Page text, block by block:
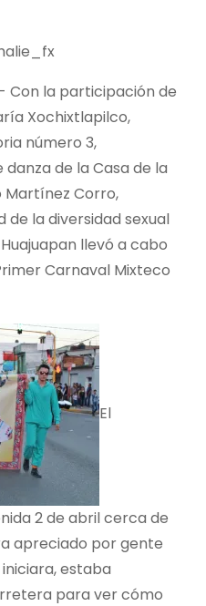
Con la participación de
Xochixtlapilco,
número 3,
de la Casa de la
Martínez Corro,
de la diversidad sexual
llevó a cabo
Carnaval Mixteco
El
2 de abril cerca de
apreciado por gente
estaba
para ver cómo